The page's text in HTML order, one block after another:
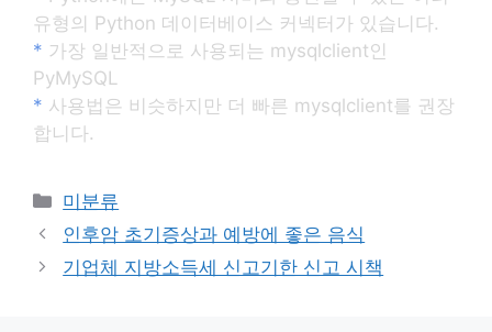
유형의 Python 데이터베이스 커넥터가 있습니다.
* 가장 일반적으로 사용되는 mysqlclient인
PyMySQL
* 사용법은 비슷하지만 더 빠른 mysqlclient를 권장
합니다.
Categories
미분류
인후암 초기증상과 예방에 좋은 음식
기업체 지방소득세 신고기한 신고 시책